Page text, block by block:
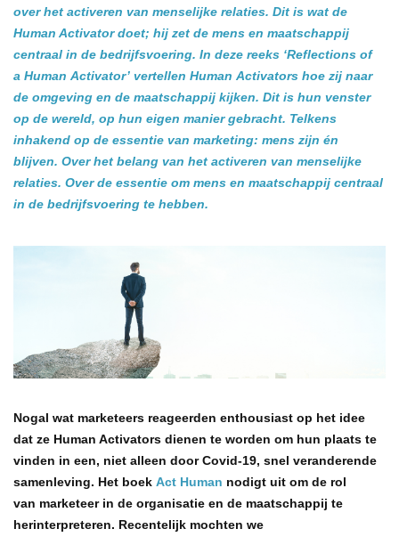
over het activeren van menselijke relaties. Dit is wat de
Human Activator doet; hij zet de mens en maatschappij
centraal in de bedrijfsvoering. In deze reeks ‘Reflections of
a Human Activator’ vertellen Human Activators hoe zij naar
de omgeving en de maatschappij kijken. Dit is hun venster
op de wereld, op hun eigen manier gebracht. Telkens
inhakend op de essentie van marketing: mens zijn én
blijven. Over het belang van het activeren van menselijke
relaties. Over de essentie om mens en maatschappij centraal
in de bedrijfsvoering te hebben.
Nogal wat marketeers reageerden enthousiast op het idee
dat ze Human Activators dienen te worden om hun plaats te
vinden in een, niet alleen door Covid-19, snel veranderende
samenleving. Het boek Act Human nodigt uit om de rol
van marketeer in de organisatie en de maatschappij te
herinterpreteren. Recentelijk mochten we